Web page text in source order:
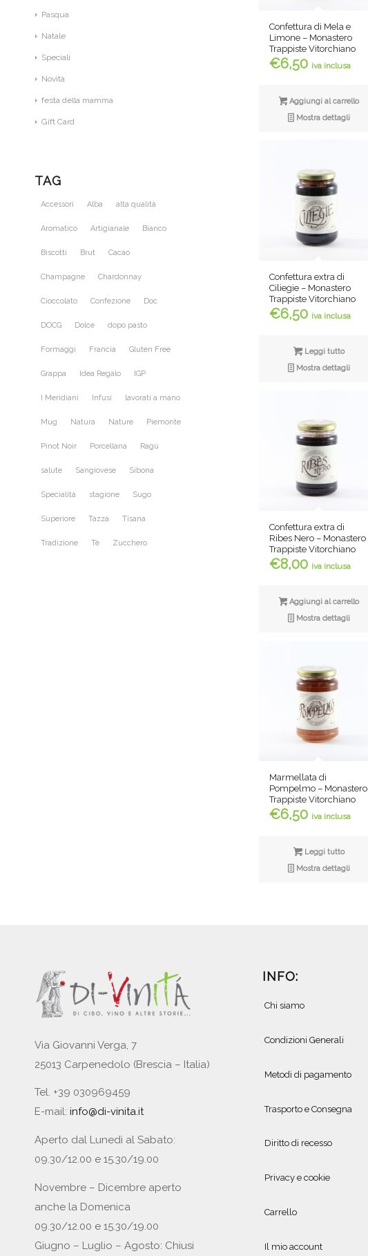
Confettura di Mela e
Limone – Monastero
Trappiste Vitorchiano
€6,50 iva inclusa
Aggiungi al carrello
Mostra dettagli
Confettura extra di
Ciliegie – Monastero
Trappiste Vitorchiano
€6,50 iva inclusa
Leggi tutto
Mostra dettagli
Confettura extra di
Ribes Nero – Monastero
Trappiste Vitorchiano
€8,00 iva inclusa
Aggiungi al carrello
Mostra dettagli
Marmellata di
Pompelmo – Monastero
Trappiste Vitorchiano
€6,50 iva inclusa
Leggi tutto
Mostra dettagli
Pasqua
Natale
Speciali
Novità
festa della mamma
Gift Card
TAG
Accessori Alba alta qualità
Aromatico Artigianale Bianco
Biscotti Brut Cacao
Champagne Chardonnay
Cioccolato Confezione Doc
DOCG Dolce dopo pasto
Formaggi Francia Gluten Free
Grappa Idea Regalo IGP
I Meridiani Infusi lavorati a mano
Mug Natura Nature Piemonte
Pinot Noir Porcellana Ragù
salute Sangiovese Sibona
Specialità stagione Sugo
Superiore Tazza Tisana
Tradizione Tè Zucchero
Via Giovanni Verga, 7
25013 Carpenedolo (Brescia – Italia)
Tel. +39 030969459
E-mail: info@di-vinita.it
Aperto dal Lunedì al Sabato:
09.30/12.00 e 15.30/19.00
Novembre – Dicembre aperto
anche la Domenica
09.30/12.00 e 15.30/19.00
Giugno – Luglio – Agosto: Chiusi
INFO:
Chi siamo
Condizioni Generali
Metodi di pagamento
Trasporto e Consegna
Diritto di recesso
Privacy e cookie
Carrello
Il mio account